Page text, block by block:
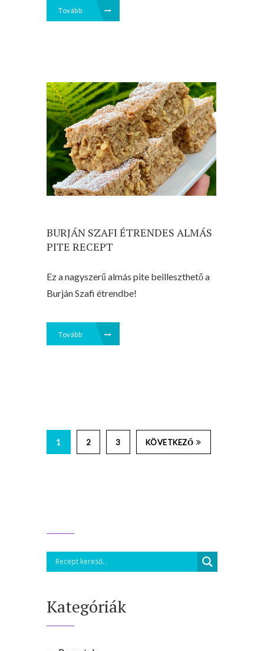
Tovább
BURJÁN SZAFI ÉTRENDES ALMÁS
PITE RECEPT
Ez a nagyszerű almás pite beilleszthető a
Burján Szafi étrendbe!
Tovább
1 2 3 KÖVETKEZŐ
Kategóriák